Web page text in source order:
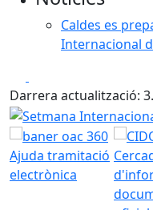
Caldes es
Internacional
Darrera actualització:
Setmana Internacional
Ajuda tramitació
electrònica